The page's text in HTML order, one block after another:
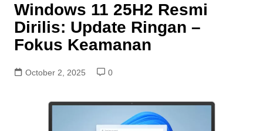
Windows 11 25H2 Resmi
Dirilis: Update Ringan –
Fokus Keamanan
October 2, 2025 0